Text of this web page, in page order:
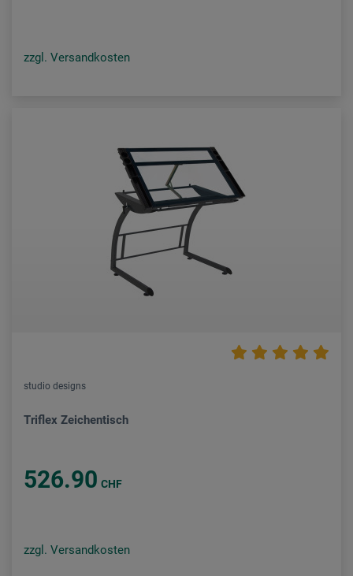
zzgl. Versandkosten
studio designs
Triflex Zeichentisch
526.90 CHF
zzgl. Versandkosten